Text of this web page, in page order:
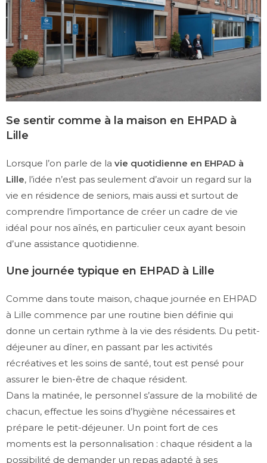
Se sentir comme à la maison en EHPAD à
Lille
Lorsque l’on parle de la vie quotidienne en EHPAD à
Lille, l’idée n’est pas seulement d’avoir un regard sur la
vie en résidence de seniors, mais aussi et surtout de
comprendre l’importance de créer un cadre de vie
idéal pour nos aînés, en particulier ceux ayant besoin
d’une assistance quotidienne.
Une journée typique en EHPAD à Lille
Comme dans toute maison, chaque journée en EHPAD
à Lille commence par une routine bien définie qui
donne un certain rythme à la vie des résidents. Du petit-
déjeuner au dîner, en passant par les activités
récréatives et les soins de santé, tout est pensé pour
assurer le bien-être de chaque résident.
Dans la matinée, le personnel s’assure de la mobilité de
chacun, effectue les soins d’hygiène nécessaires et
prépare le petit-déjeuner. Un point fort de ces
moments est la personnalisation : chaque résident a la
possibilité de demander un repas adapté à ses